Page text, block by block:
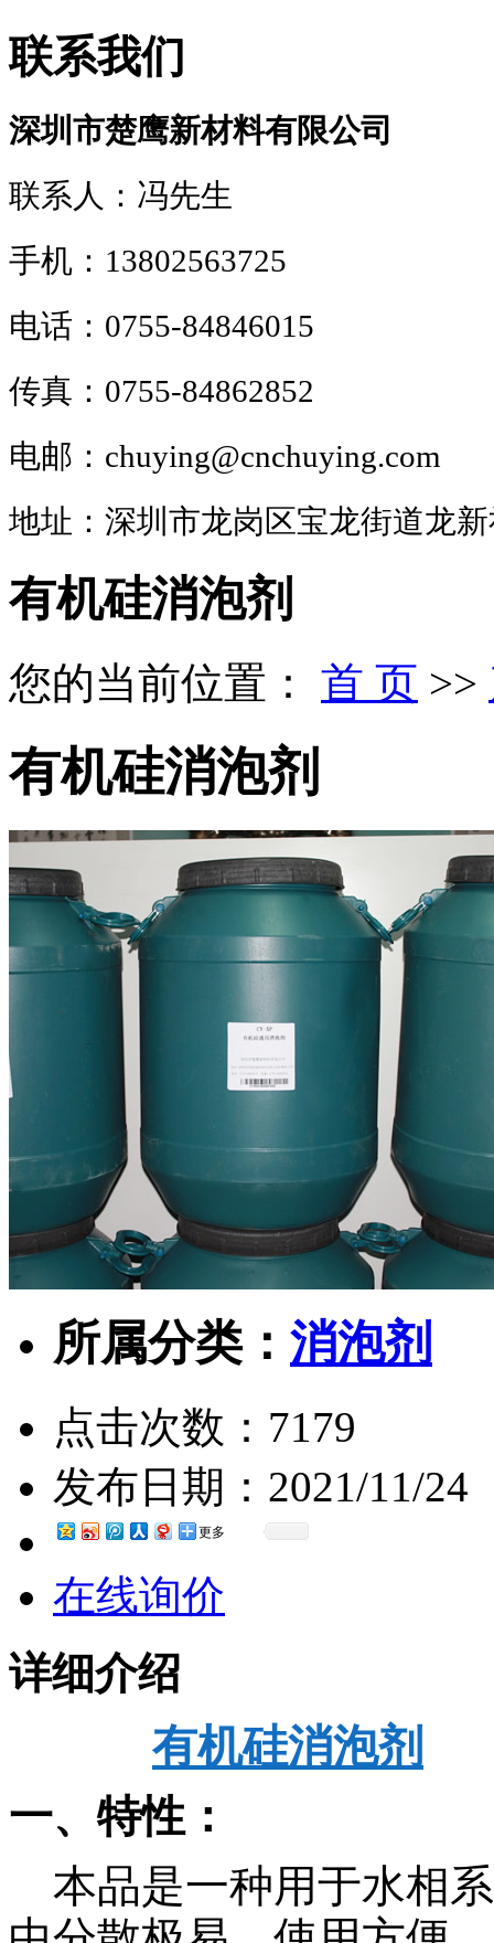
联系我们
深圳市楚鹰新材料有限公司
联系人：冯先生
手机：13802563725
电话：0755-84846015
传真：0755-84862852
电邮：chuying@cnchuying.com
地址：深圳市龙岗区宝龙街道龙
有机硅消泡剂
您的当前位置： 首 页 >>
有机硅消泡剂
所属分类： 消泡剂
点击次数： 7179
发布日期： 2021/11/24
更多
在线询价
详细介绍
有机硅消泡剂
一、特性：
本品是一种用于水相